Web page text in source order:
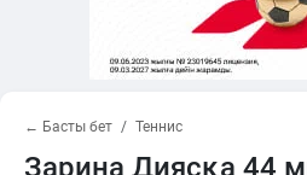
← Басты бет Теннис
Зарина Диясқа 44